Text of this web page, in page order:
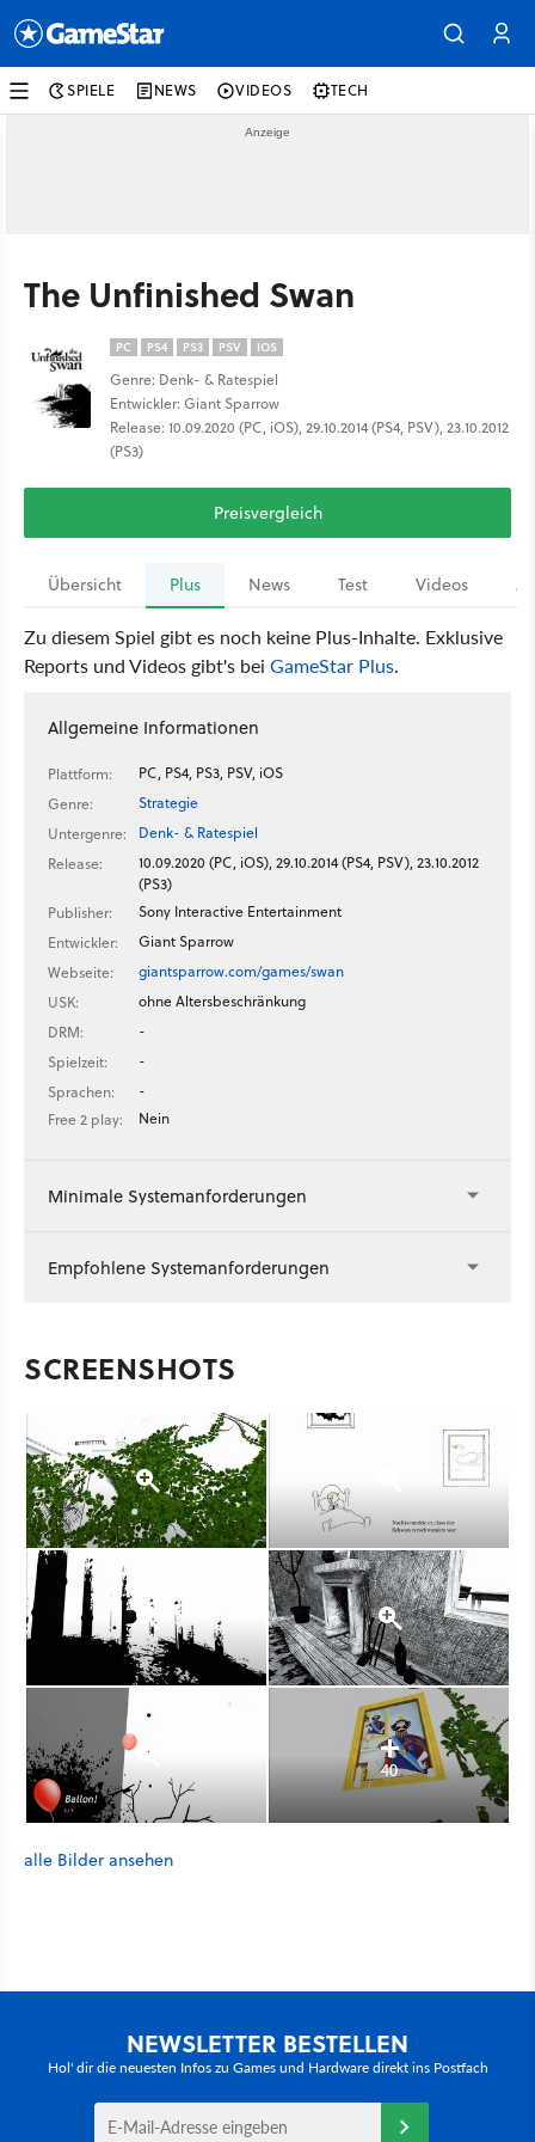
SPIELE NEWS VIDEOS TECH
The Unfinished Swan
PC PS4 PS3 PSV IOS
Genre: Denk- & Ratespiel
Entwickler: Giant Sparrow
Release: 10.09.2020 (PC, iOS), 29.10.2014 (PS4, PSV), 23.10.2012
(PS3)
Preisvergleich
Übersicht Plus News Test Videos
Zu diesem Spiel gibt es noch keine Plus-Inhalte. Exklusive
Reports und Videos gibt's bei GameStar Plus.
Allgemeine Informationen
Plattform:
PC, PS4, PS3, PSV, iOS
Genre:
Strategie
Untergenre:
Denk- & Ratespiel
Release:
10.09.2020 (PC, iOS), 29.10.2014 (PS4, PSV), 23.10.2012
(PS3)
Publisher:
Sony Interactive Entertainment
Entwickler:
Giant Sparrow
Webseite:
giantsparrow.com/games/swan
USK:
ohne Altersbeschränkung
DRM:
-
Spielzeit:
-
Sprachen:
-
Free 2 play:
Nein
Minimale Systemanforderungen
Empfohlene Systemanforderungen
SCREENSHOTS
40
alle Bilder ansehen
NEWSLETTER BESTELLEN
Hol' dir die neuesten Infos zu Games und Hardware direkt ins Postfach